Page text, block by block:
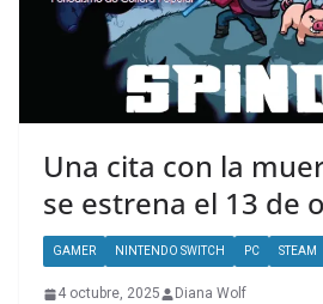
Una cita con la
se estrena el 13 de
GAMER NINTENDO SWITCH PC STEAM
4 octubre, 2025 Diana Wolf